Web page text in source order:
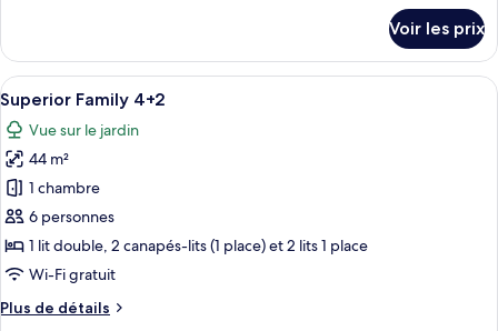
le
type
de
chambre
Superior
Family
3+3
Voir les prix
Afficher
toutes
les
photos
pour
ce
type
de
chambre :
Superior
Une chambre d’hôtel comprenant
5
Superior Family 4+2
Vue sur le jardin
44 m²
1 chambre
6 personnes
1 lit double, 2 canapés-lits (1 place) et 2 lits 1 place
Wi-Fi gratuit
Plus de détails
Plus